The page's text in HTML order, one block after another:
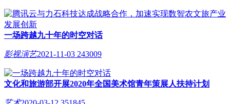
一场跨越九十年的时空对话
影视演艺2021-11-03 243009
文化和旅游部开展2020年全国美术馆青年策展人扶持计划